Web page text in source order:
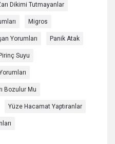
Dikimi Tutmayanlar
Migros
Yorumları Panik Atak
Suyu
Bozulur Mu
Yüze Hacamat Yaptıranlar